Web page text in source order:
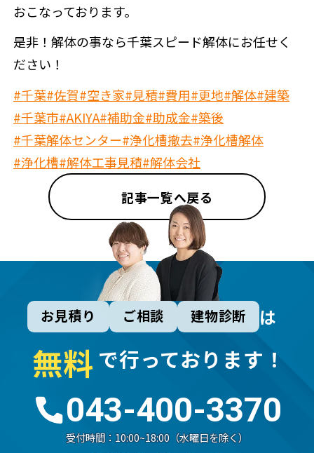
おこなっております。
是非！解体の事なら千葉スピード解体にお任せく
ださい！
#千葉#佐賀#空き家#見積#費用#更地#解体#建築
#千葉市#AKIYA#補助金#助成金#築後
#千葉解体センター#浄化槽撤去#浄化槽解体
#浄化槽#解体工事見積#解体会社
記事一覧へ戻る
お見積り ご相談 建物診断 は
無料 で行っております！
043-400-3370
受付時間： 10:00~18:00（水曜日を除く）